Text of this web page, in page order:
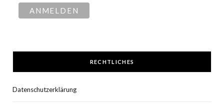
RECHTLICHES
Datenschutzerklärung